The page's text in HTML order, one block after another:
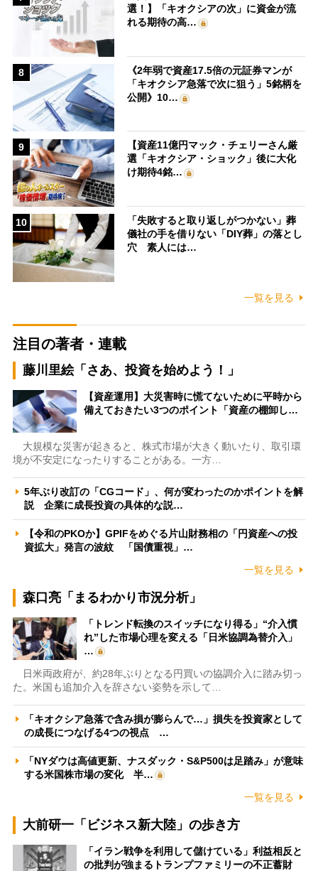
選！】「キオクシアの次」に資金が流
れる期待の高…
8
《2年弱で資産17.5倍の元証券マンが
「キオクシア急落で次に狙う」5銘柄を
公開》10…
9
【資産11億円マック・チェリーさん厳
選「キオクシア・ショック」後に大化
け期待4銘…
10
「失敗すると取り返しがつかない」葬
儀社の手を借りない「DIY葬」の落とし
穴 素人には…
一覧を見る
注目の著者・連載
藤川里絵「さあ、投資を始めよう！」
【資産運用】大災害時に慌てないために平時から
備えておきたい3つのポイント「資産の棚卸し…
大規模な災害が起きると、株式市場が大きく動いたり、取引環
境が不安定になったりすることがある。一方…
5年ぶり改訂の「CGコード」、何が変わったのかポイントを解
説 企業に成長投資の具体的な説…
【令和のPKOか】GPIFをめぐる片山財務相の「円資産への投
資拡大」発言の波紋 「国債重視」…
一覧を見る
森口亮「まるわかり市況分析」
「トレンド転換のスイッチになり得る」“介入慣
れ”した市場心理を変える「日米協調為替介入」
…
日米両政府が、約28年ぶりとなる円買いの協調介入に踏み切っ
た。米国も追加介入を辞さない姿勢を示して…
「キオクシア急落で含み損が膨らんで…」損失を投資家として
の成長につなげる4つの視点 …
「NYダウは高値更新、ナスダック・S&P500は足踏み」が意味
する米国株市場の変化 半…
一覧を見る
大前研一「ビジネス新大陸」の歩き方
「イラン戦争を利用して儲けている」利益相反と
の批判が強まるトランプファミリーの不正蓄財